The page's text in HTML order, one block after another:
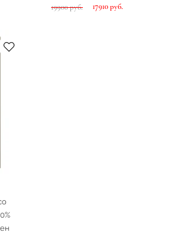
19900 руб. 17910 руб.